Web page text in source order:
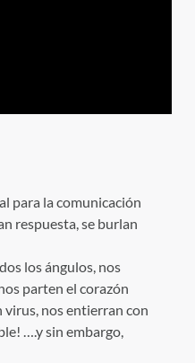
para la comunicación
respuesta, se burlan
los ángulos, nos
parten el corazón
nos entierran con
….y sin embargo,